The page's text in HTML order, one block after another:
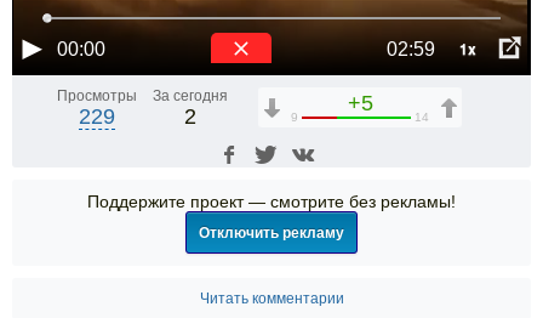
00:00 02:59 1x
Просмотры
229
За сегодня
2
+5
9 14
Поддержите проект — смотрите без рекламы!
Отключить рекламу
Читать комментарии